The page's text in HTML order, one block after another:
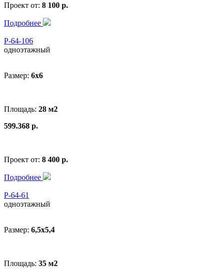
Проект от: 8 100 р.
Подробнее
Р-64-106
одноэтажный
Размер: 6x6
Площадь: 28 м2
599.368 р.
Проект от: 8 400 р.
Подробнее
Р-64-61
одноэтажный
Размер: 6,5х5,4
Площадь: 35 м2